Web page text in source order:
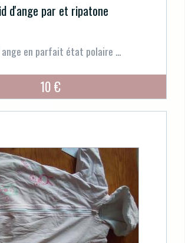
d'ange par et ripatone
ange en parfait état polaire ...
10 €